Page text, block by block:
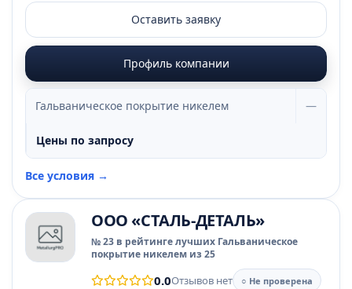
Оставить заявку
Профиль компании
Гальваническое покрытие никелем —
Цены по запросу
Все условия →
ООО «СТАЛЬ-ДЕТАЛЬ»
№ 23 в рейтинге лучших Гальваническое
покрытие никелем из 25
0.0Отзывов нет
○ Не проверена